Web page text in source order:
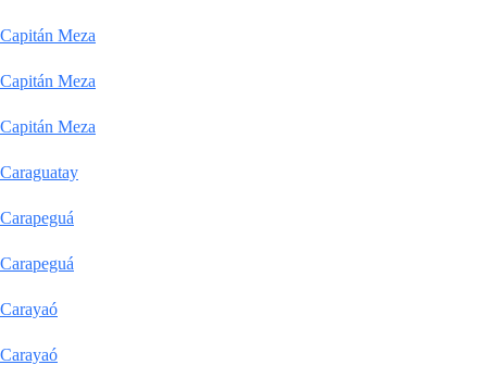
Capitán Meza
Capitán Meza
Capitán Meza
Caraguatay
Carapeguá
Carapeguá
Carayaó
Carayaó